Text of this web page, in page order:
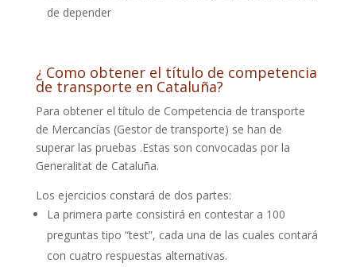
de depender
¿ Como obtener el título de competencia
de transporte en Cataluña?
Para obtener el título de Competencia de transporte
de Mercancías (Gestor de transporte) se han de
superar las pruebas .Estas son convocadas por la
Generalitat de Cataluña.
Los ejercicios constará de dos partes:
La primera parte consistirá en contestar a 100
preguntas tipo “test”, cada una de las cuales contará
con cuatro respuestas alternativas.